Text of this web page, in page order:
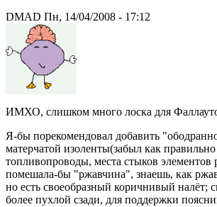
DMAD Пн, 14/04/2008 - 17:12
ИМХО, слишком много лоска для
Я-бы порекомендовал добавить
матерчатой изоленты(забыл как
топливопроводы, места стыков
помешала-бы "ржавчина", знаешь, как
но есть своеобразный коричнивый налёт;
более пухлой сзади, для поддержки